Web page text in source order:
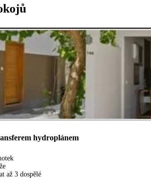
hydroplánem
až 3 dospělé